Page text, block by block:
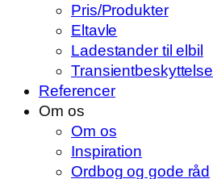
Pris/Produkter
Eltavle
Ladestander til elbil
Transientbeskyttelse
Referencer
Om os
Om os
Inspiration
Ordbog og gode råd